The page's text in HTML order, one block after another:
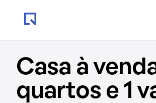
Casa à
quartos e 1